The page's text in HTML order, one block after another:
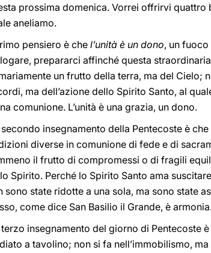
prossima domenica. Vorrei offrirvi
aneliamo.
pensiero è chel’unità è un dono, un
prepararci affinché questa
un frutto della terra, ma del Cielo;
ma dell’azione dello Spirito Santo, al
comunione. L’unità è una grazia, un dono.
secondo insegnamento della Pentecoste è che
diverse in comunione di fede e di
il frutto di compromessi o di fragili
Spirito. Perché lo Spirito Santo ama
sono state ridotte a una sola, ma sono state
come dice San Basilio il Grande, è
terzo insegnamento del giorno di Pentecoste
a tavolino; non si fa nell’immobilismo,